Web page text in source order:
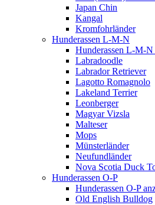
Japan Chin
Kangal
Kromfohrländer
Hunderassen L-M-N
Hunderassen L-M-N
Labradoodle
Labrador Retriever
Lagotto Romagnolo
Lakeland Terrier
Leonberger
Magyar Vizsla
Malteser
Mops
Münsterländer
Neufundländer
Nova Scotia Duck
Hunderassen O-P
Hunderassen O-P
Old English Bulldog